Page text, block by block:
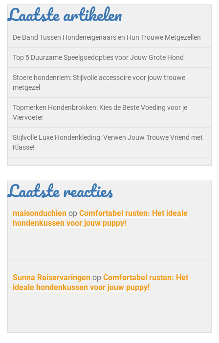
Laatste artikelen
De Band Tussen Hondeneigenaars en Hun Trouwe Metgezellen
Top 5 Duurzame Speelgoedopties voor Jouw Grote Hond
Stoere hondenriem: Stijlvolle accessoire voor jouw trouwe
metgezel
Topmerken Hondenbrokken: Kies de Beste Voeding voor je
Viervoeter
Stijlvolle Luxe Hondenkleding: Verwen Jouw Trouwe Vriend met
Klasse!
Laatste reacties
maisonduchien op Comfortabel rusten: Het ideale
hondenkussen voor jouw puppy!
Sunna Reiservaringen op Comfortabel rusten: Het
ideale hondenkussen voor jouw puppy!